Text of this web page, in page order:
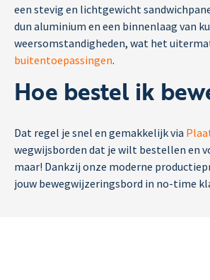
een stevig en lichtgewicht
dun aluminium en een binnenlaag van
weersomstandigheden, wat het
buitentoepassingen.
Hoe bestel ik
Dat regel je snel en gemakkelijk via
wegwijsborden dat je wilt bestellen en
maar! Dankzij onze moderne
jouw bewegwijzeringsbord in no-time